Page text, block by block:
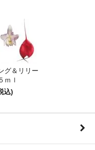
グ＆リリー
ｍｌ
込)